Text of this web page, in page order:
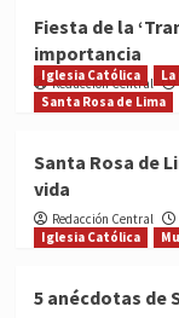
Fiesta de la
importancia
Redacción Central
Iglesia Católica
Santa Rosa de Lima
Santa Rosa de
vida
Redacción Central
Iglesia Católica
5 anécdotas de